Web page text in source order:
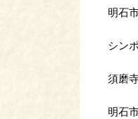
明石
シン
須磨
明石